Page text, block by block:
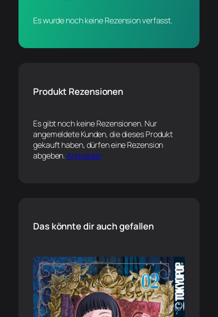
Es wurde noch keine Rezension verfasst.
Produkt Rezensionen
Es gibt noch keine Rezensionen. Nur
angemeldete Kunden, die dieses Produkt
gekauft haben, dürfen eine Rezension
abgeben.Anmelden
Das könnte dir auch gefallen